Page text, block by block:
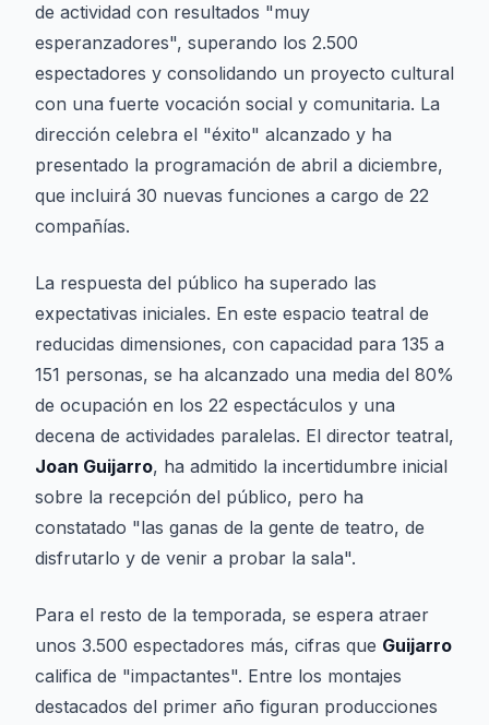
de actividad con resultados "muy
esperanzadores", superando los 2.500
espectadores y consolidando un proyecto cultural
con una fuerte vocación social y comunitaria. La
dirección celebra el "éxito" alcanzado y ha
presentado la programación de abril a diciembre,
que incluirá 30 nuevas funciones a cargo de 22
compañías.
La respuesta del público ha superado las
expectativas iniciales. En este espacio teatral de
reducidas dimensiones, con capacidad para 135 a
151 personas, se ha alcanzado una media del 80%
de ocupación en los 22 espectáculos y una
decena de actividades paralelas. El director teatral,
Joan Guijarro, ha admitido la incertidumbre inicial
sobre la recepción del público, pero ha
constatado "las ganas de la gente de teatro, de
disfrutarlo y de venir a probar la sala".
Para el resto de la temporada, se espera atraer
unos 3.500 espectadores más, cifras que Guijarro
califica de "impactantes". Entre los montajes
destacados del primer año figuran producciones